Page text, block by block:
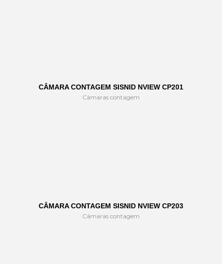
CÂMARA CONTAGEM SISNID NVIEW CP201
Câmaras contagem
CÂMARA CONTAGEM SISNID NVIEW CP203
Câmaras contagem